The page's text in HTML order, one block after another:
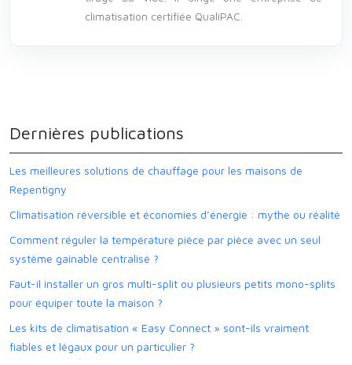
climatisation certifiée QualiPAC.
Dernières publications
Les meilleures solutions de chauffage pour les maisons de
Repentigny
Climatisation réversible et économies d’énergie : mythe ou réalité
Comment réguler la température pièce par pièce avec un seul
système gainable centralisé ?
Faut-il installer un gros multi-split ou plusieurs petits mono-splits
pour équiper toute la maison ?
Les kits de climatisation « Easy Connect » sont-ils vraiment
fiables et légaux pour un particulier ?